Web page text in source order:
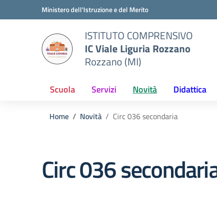
Vai ai contenuti
Vai al menu di navigazioneMinistero dell'Istruzione e del Merito
ISTITUTO COMPRENSIVO
IC Viale Liguria Rozzano
Rozzano (MI)
Scuola Servizi Novità Didattica
Home Novità Circ 036 secondaria
Circ 036